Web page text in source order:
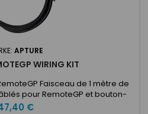
APTURE
WIRING KIT
Faisceau de 1 mètre de
pour RemoteGP et bouton-
€